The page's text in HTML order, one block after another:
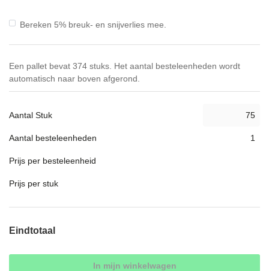
Bereken 5% breuk- en snijverlies mee.
Een pallet bevat 374 stuks. Het aantal besteleenheden wordt
automatisch naar boven afgerond.
Aantal Stuk
Aantal besteleenheden
Prijs per besteleenheid
Prijs per stuk
Eindtotaal
In mijn winkelwagen